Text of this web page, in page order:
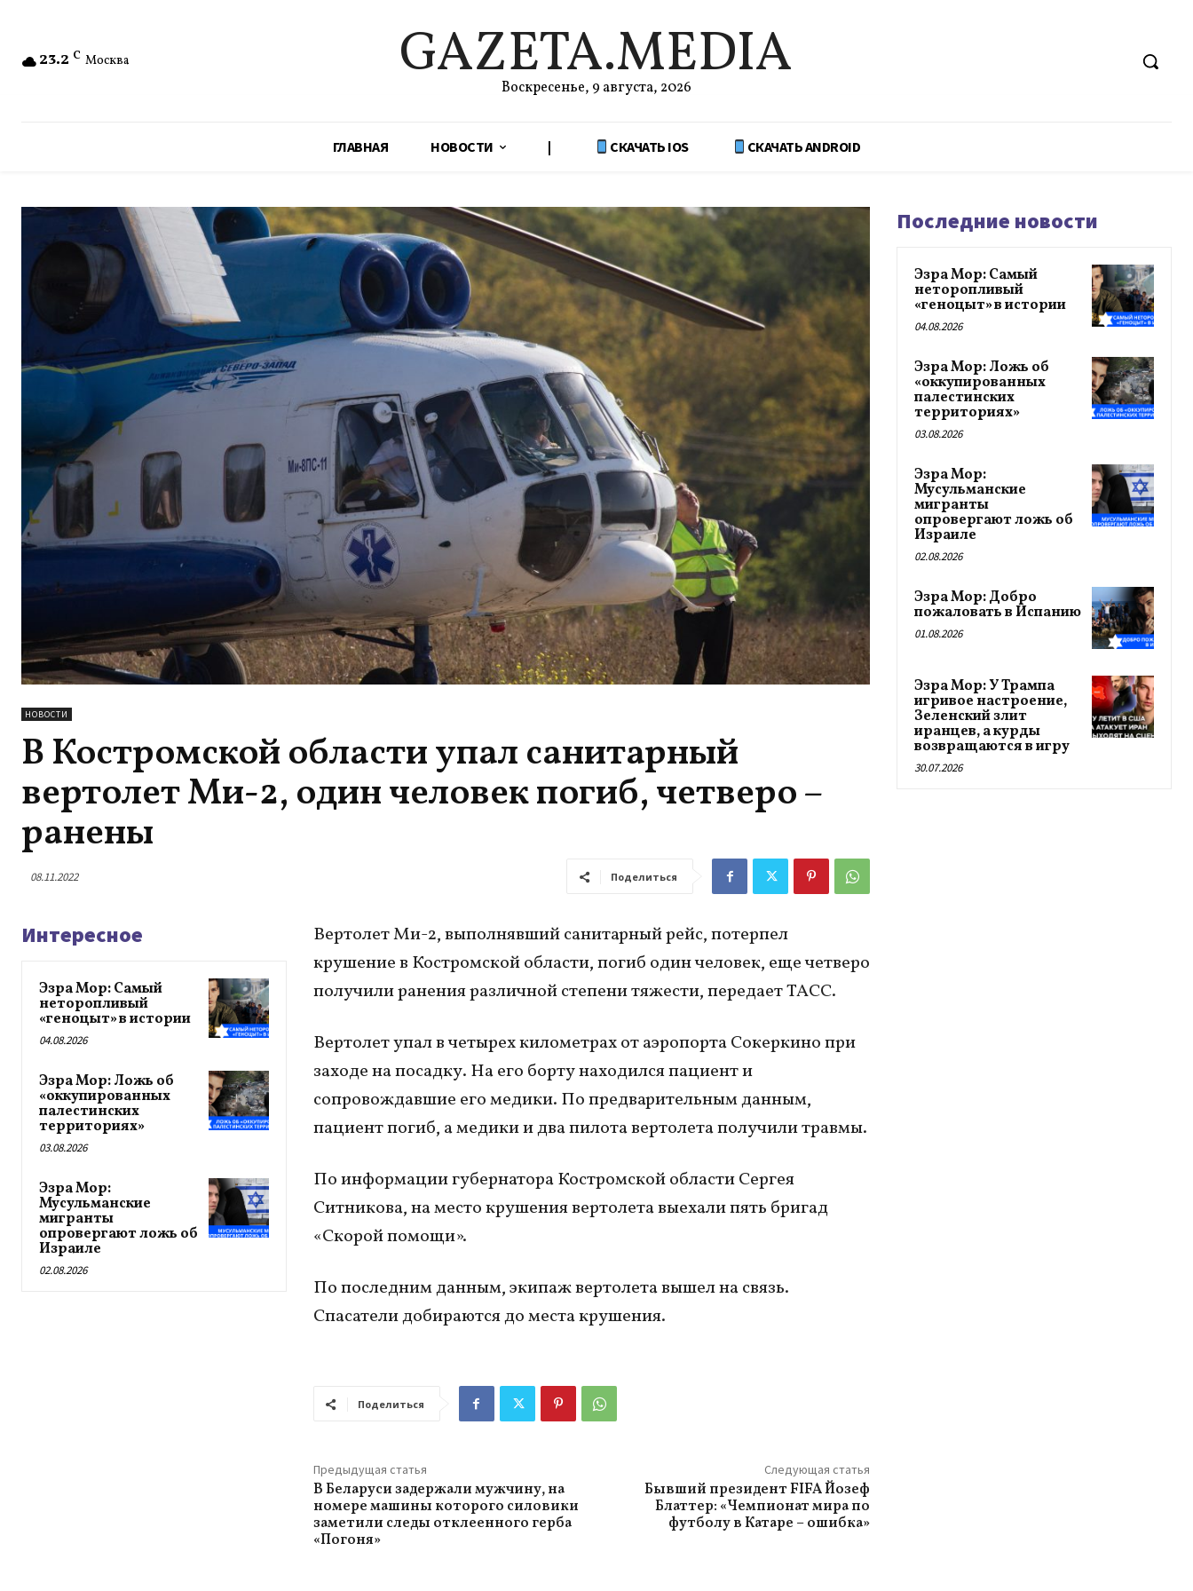
23.2 C Москва GAZETA.MEDIA
Воскресенье, 9 августа, 2026
ГЛАВНАЯ НОВОСТИ | СКАЧАТЬ IOS СКАЧАТЬ ANDROID
НОВОСТИ
В Костромской области упал санитарный
вертолет Ми-2, один человек погиб, четверо –
ранены
08.11.2022 Поделиться
Интересное
Эзра Мор: Самый
неторопливый
«геноцыт» в истории
04.08.2026
Эзра Мор: Ложь об
«оккупированных
палестинских
территориях»
03.08.2026
Эзра Мор:
Мусульманские
мигранты
опровергают ложь об
Израиле
02.08.2026
Вертолет Ми-2, выполнявший санитарный рейс, потерпел
крушение в Костромской области, погиб один человек, еще четверо
получили ранения различной степени тяжести, передает ТАСС.
Вертолет упал в четырех километрах от аэропорта Сокеркино при
заходе на посадку. На его борту находился пациент и
сопровождавшие его медики. По предварительным данным,
пациент погиб, а медики и два пилота вертолета получили травмы.
По информации губернатора Костромской области Сергея
Ситникова, на место крушения вертолета выехали пять бригад
«Скорой помощи».
По последним данным, экипаж вертолета вышел на связь.
Спасатели добираются до места крушения.
Поделиться
Предыдущая статья
В Беларуси задержали мужчину, на
номере машины которого силовики
заметили следы отклеенного герба
«Погоня»
Следующая статья
Бывший президент FIFA Йозеф
Блаттер: «Чемпионат мира по
футболу в Катаре – ошибка»
Последние новости
Эзра Мор: Самый
неторопливый
«геноцыт» в истории
04.08.2026
Эзра Мор: Ложь об
«оккупированных
палестинских
территориях»
03.08.2026
Эзра Мор:
Мусульманские
мигранты
опровергают ложь об
Израиле
02.08.2026
Эзра Мор: Добро
пожаловать в Испанию
01.08.2026
Эзра Мор: У Трампа
игривое настроение,
Зеленский злит
иранцев, а курды
возвращаются в игру
30.07.2026